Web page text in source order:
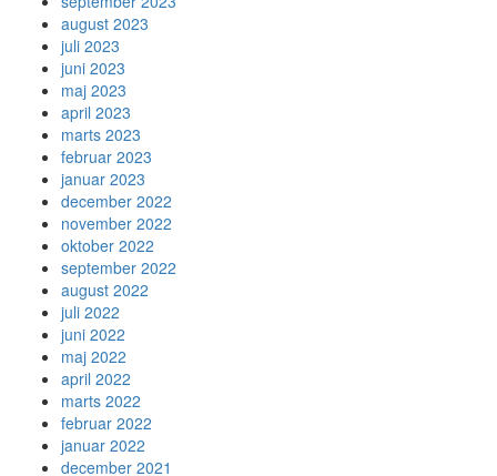
august 2023
juli 2023
juni 2023
maj 2023
april 2023
marts 2023
februar 2023
januar 2023
december 2022
november 2022
oktober 2022
september 2022
august 2022
juli 2022
juni 2022
maj 2022
april 2022
marts 2022
februar 2022
januar 2022
december 2021